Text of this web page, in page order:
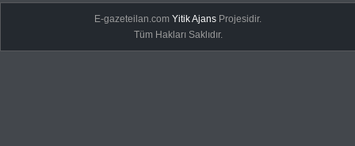
E-gazeteilan.comYitik Ajans Projesidir.
Tüm Hakları Saklıdır.